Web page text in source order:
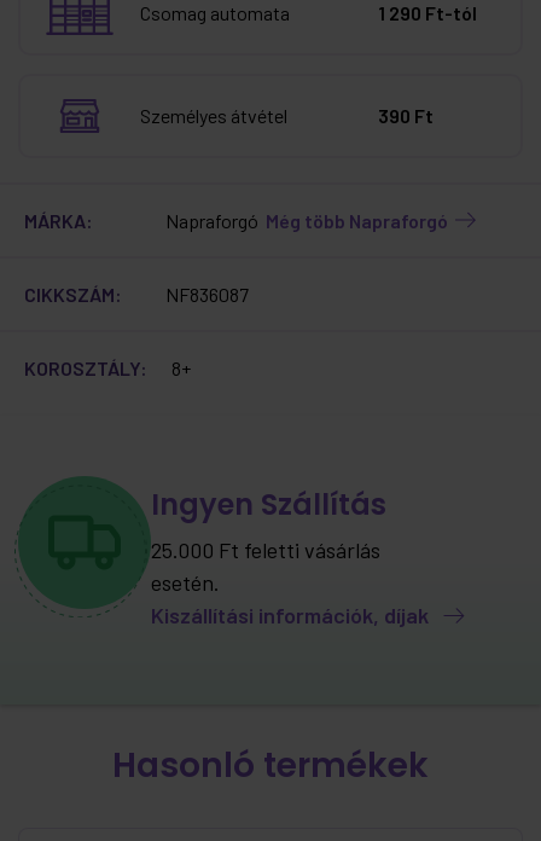
Csomag automata 1 290 Ft-tól
Személyes átvétel 390 Ft
MÁRKA: Napraforgó Még több Napraforgó
CIKKSZÁM: NF836087
KOROSZTÁLY: 8+
Ingyen Szállítás
25.000 Ft feletti vásárlás
esetén.
Kiszállítási információk, díjak
Hasonló termékek